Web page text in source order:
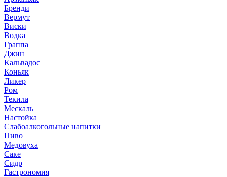
Бренди
Вермут
Виски
Водка
Граппа
Джин
Кальвадос
Коньяк
Ликер
Ром
Текила
Мескаль
Настойка
Слабоалкогольные напитки
Пиво
Медовуха
Саке
Сидр
Гастрономия